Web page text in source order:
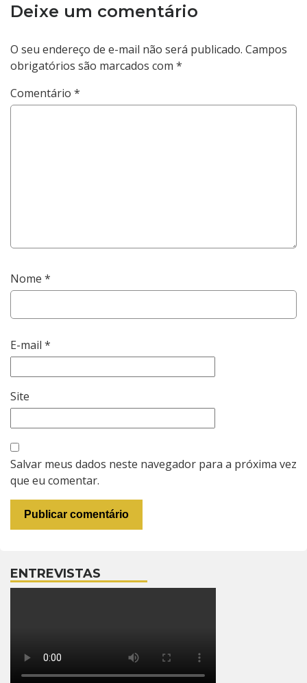
Deixe um comentário
O seu endereço de e-mail não será publicado. Campos
obrigatórios são marcados com *
Comentário *
Nome *
E-mail *
Site
Salvar meus dados neste navegador para a próxima vez
que eu comentar.
ENTREVISTAS